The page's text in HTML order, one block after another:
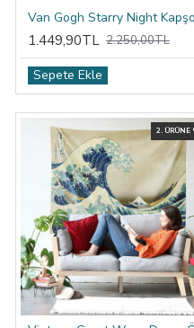
1.449,90TL 2.250,00TL
Sepete Ekle
2. ÜRÜNE